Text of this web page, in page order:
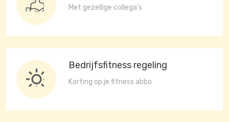
Met gezellige collega's
Bedrijfsfitness regeling
Korting op je fitness abbo